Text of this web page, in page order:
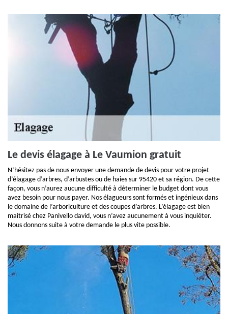
Le devis élagage à Le Vaumion gratuit
N’hésitez pas de nous envoyer une demande de devis pour votre projet
d’élagage d’arbres, d’arbustes ou de haies sur 95420 et sa région. De cette
façon, vous n’aurez aucune difficulté à déterminer le budget dont vous
avez besoin pour nous payer. Nos élagueurs sont formés et ingénieux dans
le domaine de l’arboriculture et des coupes d’arbres. L’élagage est bien
maitrisé chez Panivello david, vous n’avez aucunement à vous inquiéter.
Nous donnons suite à votre demande le plus vite possible.